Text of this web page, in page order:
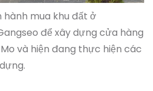
hành mua khu đất ở
để xây dựng cửa hàng
và hiện đang thực hiện các